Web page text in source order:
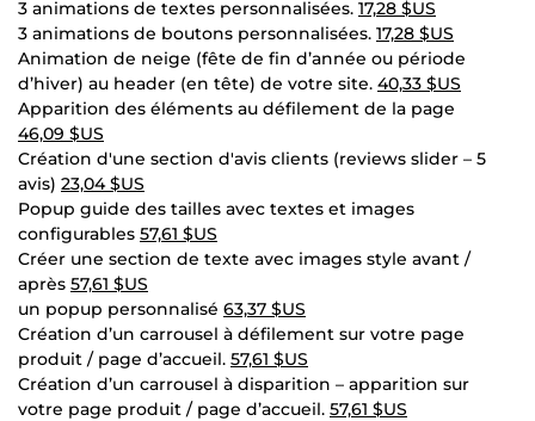
3 animations de textes personnalisées. 17,28 $US
3 animations de boutons personnalisées. 17,28 $US
Animation de neige (fête de fin d’année ou période
d’hiver) au header (en tête) de votre site. 40,33 $US
Apparition des éléments au défilement de la page
46,09 $US
Création d'une section d'avis clients (reviews slider – 5
avis) 23,04 $US
Popup guide des tailles avec textes et images
configurables 57,61 $US
Créer une section de texte avec images style avant /
après 57,61 $US
un popup personnalisé 63,37 $US
Création d’un carrousel à défilement sur votre page
produit / page d’accueil. 57,61 $US
Création d’un carrousel à disparition – apparition sur
votre page produit / page d’accueil. 57,61 $US